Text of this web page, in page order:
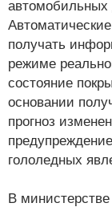
автомобильных
получать
режиме
состояние
основании
прогноз
гололедных
В министерстве